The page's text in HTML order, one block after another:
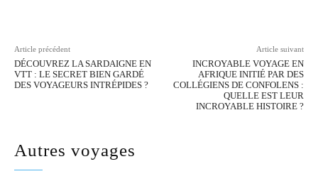
Article précédent
DÉCOUVREZ LA SARDAIGNE EN
VTT : LE SECRET BIEN GARDÉ
DES VOYAGEURS INTRÉPIDES ?
Article suivant
INCROYABLE VOYAGE EN
AFRIQUE INITIÉ PAR DES
COLLÉGIENS DE CONFOLENS :
QUELLE EST LEUR
INCROYABLE HISTOIRE ?
Autres voyages